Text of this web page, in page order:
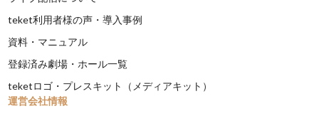
teket利用者様の声・導入事例
資料・マニュアル
登録済み劇場・ホール一覧
teketロゴ・プレスキット（メディアキット）
運営会社情報